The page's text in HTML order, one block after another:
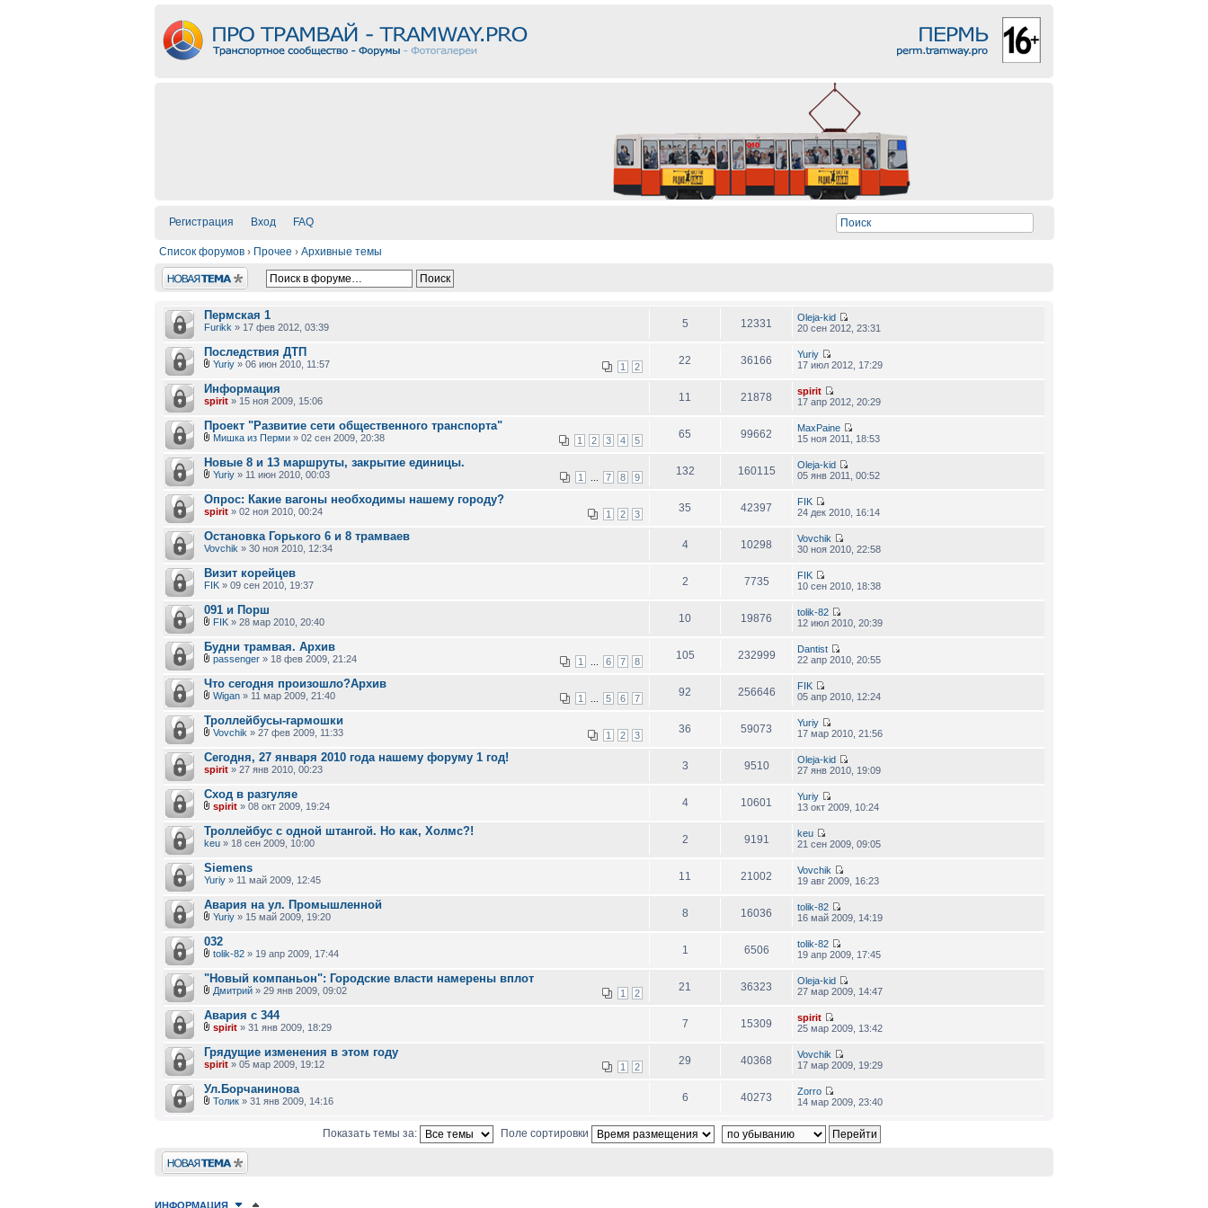
Регистрация Вход FAQ
Список форумов › Прочее › Архивные темы
Новая тема
Пермская 1
Furikk » 17 фев 2012, 03:39 5 12331
Oleja-kid
20 сен 2012, 23:31
Последствия ДТП
1 2
Yuriy » 06 июн 2010, 11:57 22 36166
Yuriy
17 июл 2012, 17:29
Информация
spirit » 15 ноя 2009, 15:06 11 21878
spirit
17 апр 2012, 20:29
Проект "Развитие сети общественного транспорта"
1 2 3 4 5
Мишка из Перми » 02 сен 2009, 20:38 65 99662
MaxPaine
15 ноя 2011, 18:53
Новые 8 и 13 маршруты, закрытие единицы.
1 7 8 9
Yuriy » 11 июн 2010, 00:03 132 160115
Oleja-kid
05 янв 2011, 00:52
Опрос: Какие вагоны необходимы нашему городу?
1 2 3
spirit » 02 ноя 2010, 00:24 35 42397
FIK
24 дек 2010, 16:14
Остановка Горького 6 и 8 трамваев
Vovchik » 30 ноя 2010, 12:34 4 10298
Vovchik
30 ноя 2010, 22:58
Визит корейцев
FIK » 09 сен 2010, 19:37 2 7735
FIK
10 сен 2010, 18:38
091 и Порш
FIK » 28 мар 2010, 20:40 10 19876
tolik-82
12 июл 2010, 20:39
Будни трамвая. Архив
1 6 7 8
passenger » 18 фев 2009, 21:24 105 232999
Dantist
22 апр 2010, 20:55
Что сегодня произошло?Архив
1 5 6 7
Wigan » 11 мар 2009, 21:40 92 256646
FIK
05 апр 2010, 12:24
Троллейбусы-гармошки
1 2 3
Vovchik » 27 фев 2009, 11:33 36 59073
Yuriy
17 мар 2010, 21:56
Сегодня, 27 января 2010 года нашему форуму 1 год!
spirit » 27 янв 2010, 00:23 3 9510
Oleja-kid
27 янв 2010, 19:09
Сход в разгуляе
spirit » 08 окт 2009, 19:24 4 10601
Yuriy
13 окт 2009, 10:24
Троллейбус с одной штангой. Но как, Холмс?!
keu » 18 сен 2009, 10:00 2 9191
keu
21 сен 2009, 09:05
Siemens
Yuriy » 11 май 2009, 12:45 11 21002
Vovchik
19 авг 2009, 16:23
Авария на ул. Промышленной
Yuriy » 15 май 2009, 19:20 8 16036
tolik-82
16 май 2009, 14:19
032
tolik-82 » 19 апр 2009, 17:44 1 6506
tolik-82
19 апр 2009, 17:45
"Новый компаньон": Городские власти намерены вплот
1 2
Дмитрий » 29 янв 2009, 09:02 21 36323
Oleja-kid
27 мар 2009, 14:47
Авария с 344
spirit » 31 янв 2009, 18:29 7 15309
spirit
25 мар 2009, 13:42
Грядущие изменения в этом году
1 2
spirit » 05 мар 2009, 19:12 29 40368
Vovchik
17 мар 2009, 19:29
Ул.Борчанинова
Толик » 31 янв 2009, 14:16 6 40273
Zorro
14 мар 2009, 23:40
Показать темы за:
Поле сортировки
Новая тема
ИНФОРМАЦИЯ